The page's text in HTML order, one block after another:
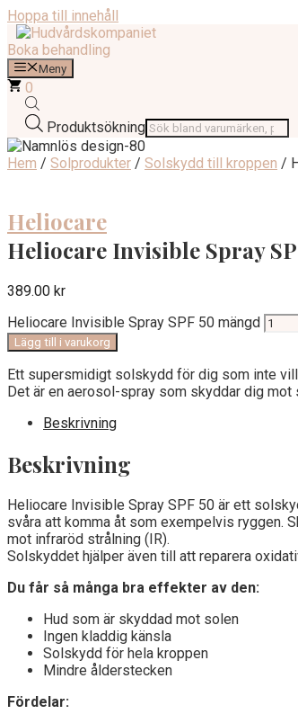
Hoppa till innehåll
Boka behandling
Meny
0
Produktsökning
Hem / Solprodukter / Solskydd till kroppen /
Heliocare
Heliocare Invisible Spray
389.00 kr
Heliocare Invisible Spray SPF 50 mängd
Lägg till i varukorg
Ett supersmidigt solskydd för dig som inte
Det är en aerosol-spray som skyddar dig
Beskrivning
Beskrivning
Heliocare Invisible Spray SPF 50 är ett
svåra att komma åt som exempelvis ryggen.
mot infraröd strålning (IR).
Solskyddet hjälper även till att reparera
Du får så många bra effekter av den:
Hud som är skyddad mot solen
Ingen kladdig känsla
Solskydd för hela kroppen
Mindre ålderstecken
Fördelar: